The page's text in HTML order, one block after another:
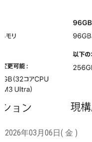
2026年03月06日( 金 )